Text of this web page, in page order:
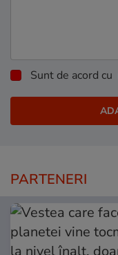
Sunt de acord cu
PARTENERI